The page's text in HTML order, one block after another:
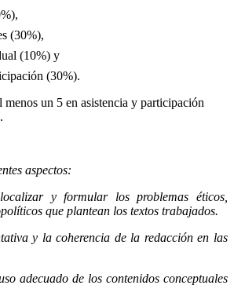
(30%),
(10%) y
(30%).
menos un 5 en asistencia y participación
aspectos:
y formular los problemas éticos,
que plantean los textos trabajados.
y la coherencia de la redacción en las
adecuado de los contenidos conceptuales